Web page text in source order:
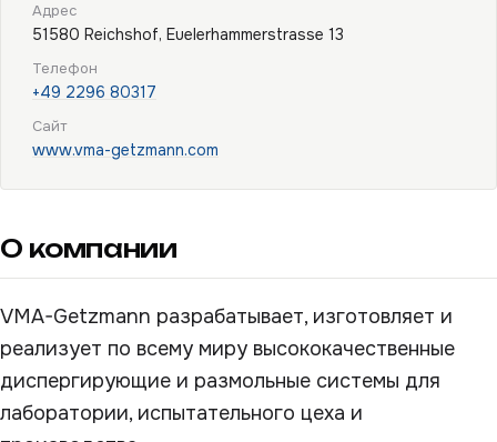
Адрес
51580 Reichshof, Euelerhammerstrasse 13
Телефон
+49 2296 80317
Сайт
www.vma-getzmann.com
О компании
VMA-Getzmann разрабатывает, изготовляет и
реализует по всему миру высококачественные
диспергирующие и размольные системы для
лаборатории, испытательного цеха и